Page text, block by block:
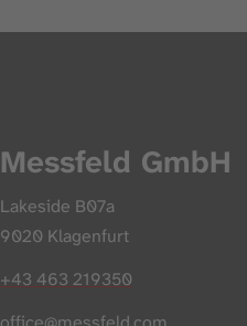
Messfeld GmbH
Lakeside B07a
9020 Klagenfurt
+43 463 219350